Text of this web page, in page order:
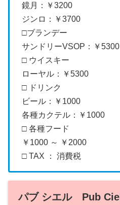
鏡月：￥3200
ジンロ：￥3700
□ブランデー
サンドリーVSOP：￥5300
□ ウイスキー
ローヤル：￥5300
□ ドリンク
ビール：￥1000
各種カクテル：￥1000
□ 各種フード
￥1000 ～ ￥2000
□ TAX ： 消費税
パブ シエル Pub Ciel